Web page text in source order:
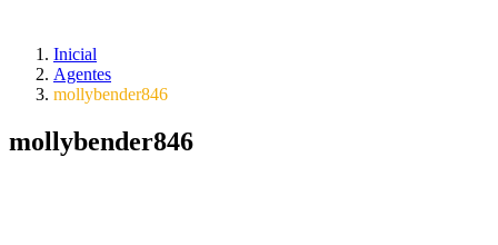
Inicial
Agentes
mollybender846
mollybender846